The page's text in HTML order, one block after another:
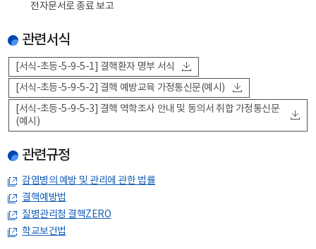
전자문서로 종료 보고
관련서식
[서식-초등-5-9-5-1] 결핵환자 명부 서식
[서식-초등-5-9-5-2] 결핵 예방교육 가정통신문(예시)
[서식-초등-5-9-5-3] 결핵 역학조사 안내 및 동의서 취합 가정통신문
(예시)
관련규정
감염병의 예방 및 관리에 관한 법률
결핵예방법
질병관리청 결핵ZERO
학교보건법